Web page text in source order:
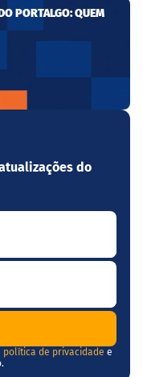
PORTALGO: QUEM
do
política de privacidade e